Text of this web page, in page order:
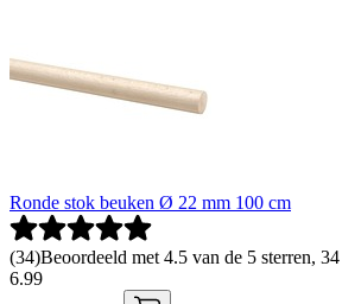
Ronde stok beuken Ø 22 mm 100 cm
(34)Beoordeeld met 4.5 van de 5 sterren,
6.99